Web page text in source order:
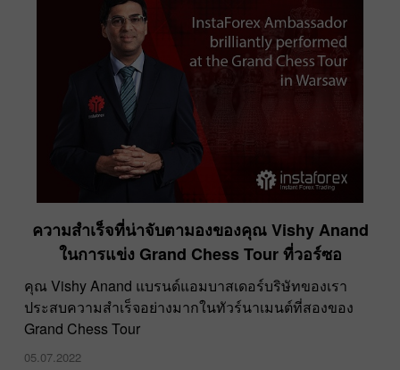
ความสำเร็จที่น่าจับตามองของคุณ Vishy Anand
ในการแข่ง Grand Chess Tour ที่วอร์ซอ
คุณ Vishy Anand แบรนด์แอมบาสเดอร์บริษัทของเรา
ประสบความสำเร็จอย่างมากในทัวร์นาเมนต์ที่สองของ
Grand Chess Tour
05.07.2022